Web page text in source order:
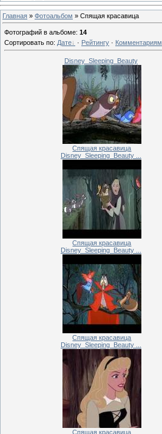
Главная » Фотоальбом » Спящая красавица
Фотографий в альбоме: 14
Сортировать по: Дате · Рейтингу · Комментариям
Disney_Sleeping_Beauty
Спящая красавица
Disney_Sleeping_Beauty ...
Спящая красавица
Disney_Sleeping_Beauty ...
Спящая красавица
Disney_Sleeping_Beauty ...
Спящая красавица